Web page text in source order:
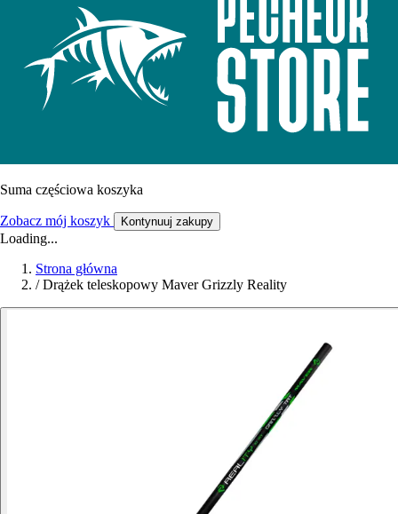
Suma częściowa koszyka
Zobacz mój koszyk Kontynuuj zakupy
Loading...
Strona główna
/ Drążek teleskopowy Maver Grizzly Reality